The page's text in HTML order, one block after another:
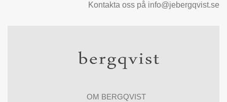
Kontakta oss på info@jebergqvist.se
OM BERGQVIST